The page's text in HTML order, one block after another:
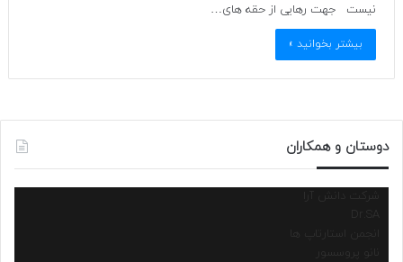
نیست جهت رهایی از حقه های…
بیشتر بخوانید »
دوستان و همکاران
شرکت دانش آرا
انجمن استارتاپ ها
نانو پروسسور